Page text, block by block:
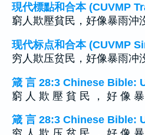
現代標點和合本 (CUVMP
窮人欺壓貧民，好像暴雨沖
现代标点和合本 (CUVMP
穷人欺压贫民，好像暴雨冲
箴 言 28:3 Chinese Bible:
窮 人 欺 壓 貧 民 ， 好 像 暴
箴 言 28:3 Chinese Bible: